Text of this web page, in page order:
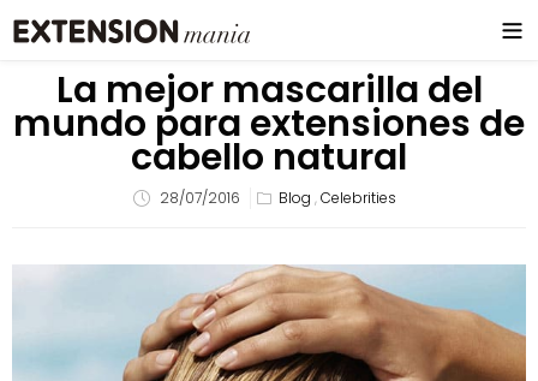
La mejor mascarilla del
mundo para extensiones de
cabello natural
28/07/2016 Blog , Celebrities